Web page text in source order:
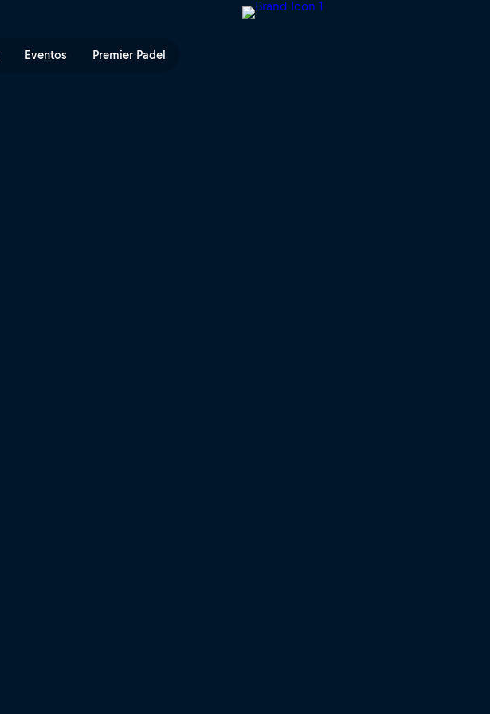
Eventos Premier Padel